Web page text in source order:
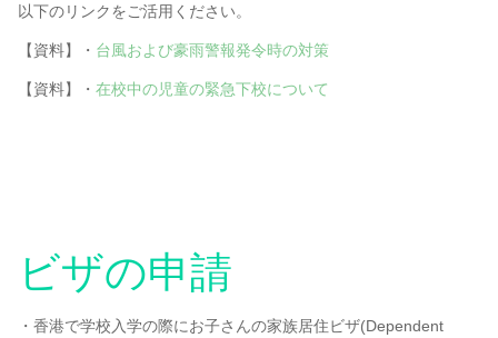
お問い合わせ
以下のリンクをご活用ください。
【資料】・ 台風および豪雨警報発令時の対策
【資料】・ 在校中の児童の緊急下校について
ビザの申請
・香港で学校入学の際にお子さんの家族居住ビザ(Dependent